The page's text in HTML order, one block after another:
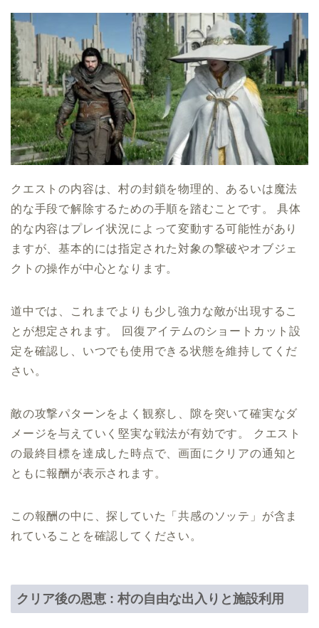
クエストの内容は、村の封鎖を物理的、あるいは魔法
的な手段で解除するための手順を踏むことです。 具体
的な内容はプレイ状況によって変動する可能性があり
ますが、基本的には指定された対象の撃破やオブジェ
クトの操作が中心となります。
道中では、これまでよりも少し強力な敵が出現するこ
とが想定されます。 回復アイテムのショートカット設
定を確認し、いつでも使用できる状態を維持してくだ
さい。
敵の攻撃パターンをよく観察し、隙を突いて確実なダ
メージを与えていく堅実な戦法が有効です。 クエスト
の最終目標を達成した時点で、画面にクリアの通知と
ともに報酬が表示されます。
この報酬の中に、探していた「共感のソッテ」が含ま
れていることを確認してください。
クリア後の恩恵 : 村の自由な出入りと施設利用